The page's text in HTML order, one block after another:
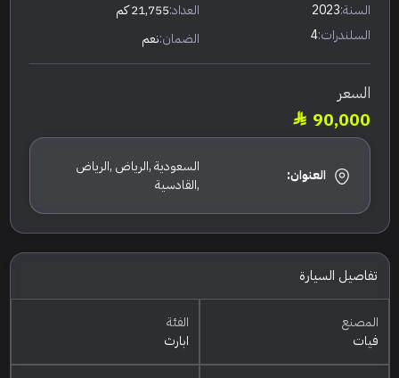
السنة:2023 العداد:21,755 كم
السلندرات:4 الضمان:نعم
السعر
90,000
العنوان:
السعودية ,الرياض ,الرياض
,القادسية
تفاصيل السيارة
المصنع
فيات
الفئة
ابارث